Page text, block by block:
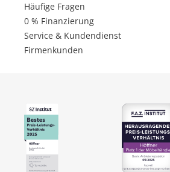
Häufige Fragen
0 % Finanzierung
Service & Kundendienst
Firmenkunden